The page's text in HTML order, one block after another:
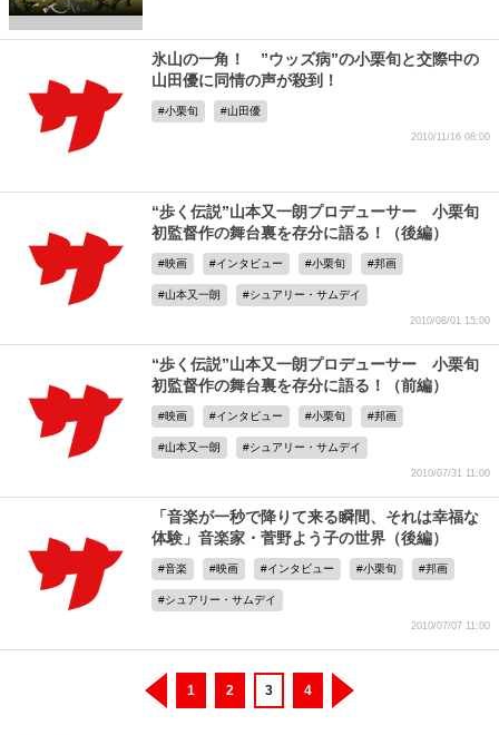
氷山の一角！ ”ウッズ病”の小栗旬と交際中の
山田優に同情の声が殺到！
小栗旬 山田優
2010/11/16 08:00
“歩く伝説”山本又一朗プロデューサー 小栗旬
初監督作の舞台裏を存分に語る！（後編）
映画 インタビュー 小栗旬 邦画
山本又一朗 シュアリー・サムデイ
2010/08/01 15:00
“歩く伝説”山本又一朗プロデューサー 小栗旬
初監督作の舞台裏を存分に語る！（前編）
映画 インタビュー 小栗旬 邦画
山本又一朗 シュアリー・サムデイ
2010/07/31 11:00
「音楽が一秒で降りて来る瞬間、それは幸福な
体験」音楽家・菅野よう子の世界（後編）
音楽 映画 インタビュー 小栗旬 邦画
シュアリー・サムデイ
2010/07/07 11:00
1 2 3 4